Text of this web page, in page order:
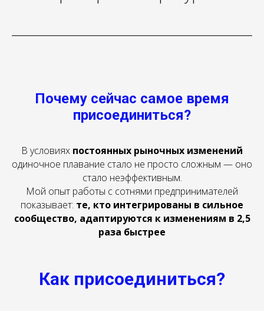
Почему сейчас самое время
присоединиться?
В условиях постоянных рыночных изменений
одиночное плавание стало не просто сложным — оно
стало неэффективным.
Мой опыт работы с сотнями предпринимателей
показывает: те, кто интегрированы в сильное
сообщество, адаптируются к изменениям в 2,5
раза быстрее
Как присоединиться?